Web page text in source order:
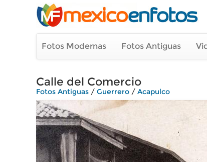
Fotos Modernas Fotos Antiguas
Calle del Comercio
Fotos Antiguas / Guerrero / Acapulco